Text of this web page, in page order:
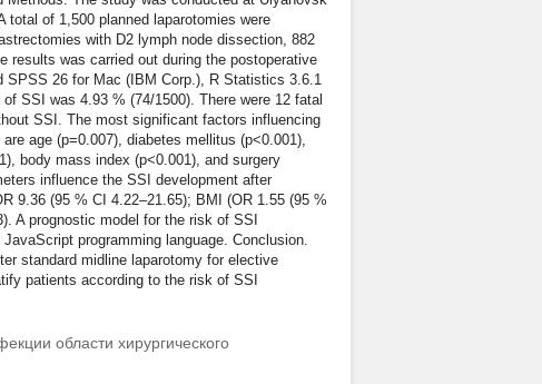
total of 1,500 planned laparotomies were
with D2 lymph node dissection, 882
results was carried out during the postoperative
SPSS 26 for Mac (IBM Corp.), R Statistics 3.6.1
SSI was 4.93 % (74/1500). There were 12 fatal
SSI. The most significant factors influencing
age (p=0.007), diabetes mellitus (p<0.001),
body mass index (p<0.001), and surgery
influence the SSI development after
9.36 (95 % CI 4.22–21.65); BMI (OR 1.55 (95 %
A prognostic model for the risk of SSI
programming language. Conclusion.
standard midline laparotomy for elective
patients according to the risk of SSI
области хирургического